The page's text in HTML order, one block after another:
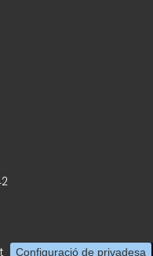
Configuració de privadesa